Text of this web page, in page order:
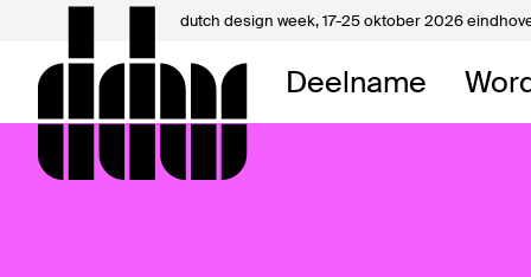
dutch design week,17-25 oktober 2026
Deelname
Mijn
Over